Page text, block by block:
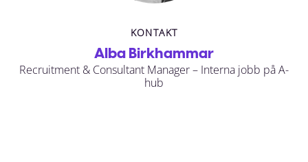
KONTAKT
Alba Birkhammar
Recruitment & Consultant Manager – Interna jobb på A-
hub